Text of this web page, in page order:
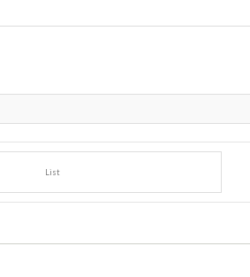
List